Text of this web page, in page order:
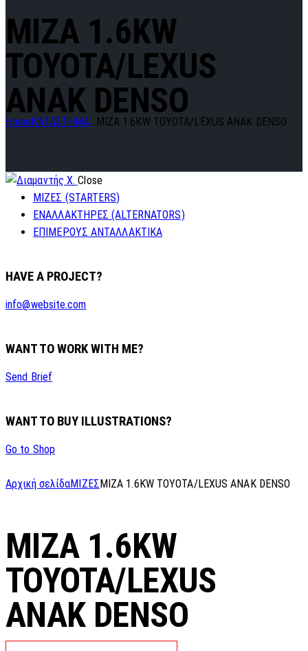
MIZA 1.6KW
TOYOTA/LEXUS
ANAK DENSO
Home ΚΑΤΑΣΤΗΜΑ... MIZA 1.6KW TOYOTA/LEXUS ANAK DENSO
Close
ΜΙΖΕΣ (STARTERS)
ΕΝΑΛΛΑΚΤΗΡΕΣ (ALTERNATORS)
ΕΠΙΜΕΡΟΥΣ ΑΝΤΑΛΛΑΚΤΙΚΑ
HAVE A PROJECT?
info@website.com
WANT TO WORK WITH ME?
Send Brief
WANT TO BUY ILLUSTRATIONS?
Go to Shop
Αρχική σελίδαΜΙΖΕΣ MIZA 1.6KW TOYOTA/LEXUS ANAK DENSO
MIZA 1.6KW
TOYOTA/LEXUS
ANAK DENSO